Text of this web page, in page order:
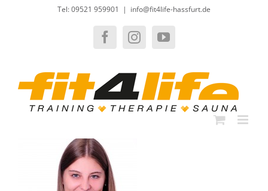
Tel: 09521 959901 | info@fit4life-hassfurt.de
FacebookInstagramYouTube